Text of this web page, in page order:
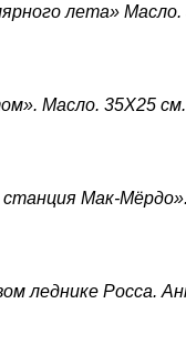
лета»
Масло. 35X25
Мак-
леднике Росса.